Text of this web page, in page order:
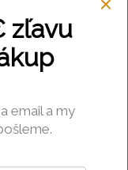
zľavu
email a my